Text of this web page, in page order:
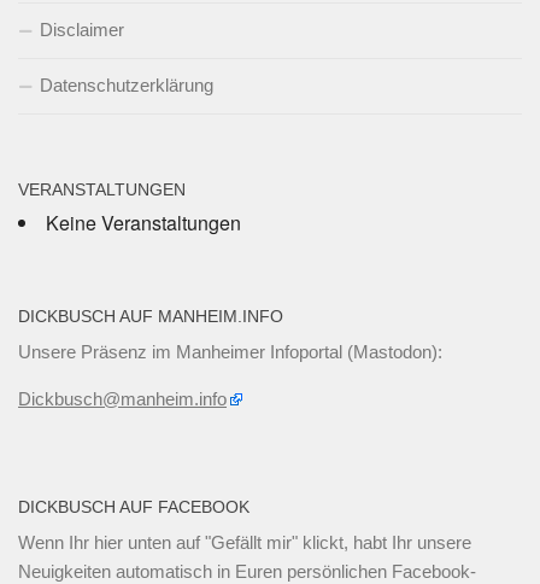
Disclaimer
Datenschutzerklärung
VERANSTALTUNGEN
Keine Veranstaltungen
DICKBUSCH AUF MANHEIM.INFO
Unsere Präsenz im Manheimer Infoportal (Mastodon):
Dickbusch@manheim.info
DICKBUSCH AUF FACEBOOK
Wenn Ihr hier unten auf "Gefällt mir" klickt, habt Ihr unsere
Neuigkeiten automatisch in Euren persönlichen Facebook-